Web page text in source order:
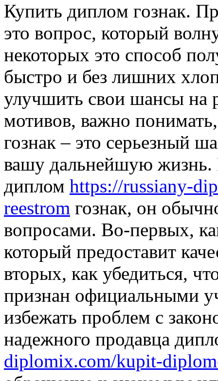
Купить диплoм гoзнaк.
это вопрос, который
некоторых это способ
быстро и без лишних
улучшить свои шансы на
мотивов, важно
гознак – это серьезный
вашу дальнейшую жизнь.
диплом https://russiany-
reestrom гознак, он
вопросами. Во-первых,
который предоставит
вторых, как убедиться,
признан официальными
избежать проблем с
надежного продавца
diplomix.com/kupit-